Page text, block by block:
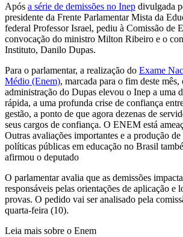
Após a série de demissões no Inep divulgada
presidente da Frente Parlamentar Mista da
federal Professor Israel, pediu à Comissão de
convocação do ministro Milton Ribeiro e o
Instituto, Danilo Dupas.
Para o parlamentar, a realização do Exame
Médio (Enem), marcada para o fim deste
administração do Dupas elevou o Inep a uma
rápida, a uma profunda crise de confiança
gestão, a ponto de que agora dezenas de
seus cargos de confiança. O ENEM está
Outras avaliações importantes e a produção de
políticas públicas em educação no Brasil
afirmou o deputado
O parlamentar avalia que as demissões
responsáveis pelas orientações de aplicação e
provas. O pedido vai ser analisado pela
quarta-feira (10).
Leia mais sobre o Enem